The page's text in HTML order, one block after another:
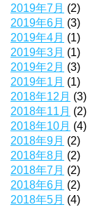
2019年7月 (2)
2019年6月 (3)
2019年4月 (1)
2019年3月 (1)
2019年2月 (3)
2019年1月 (1)
2018年12月 (3)
2018年11月 (2)
2018年10月 (4)
2018年9月 (2)
2018年8月 (2)
2018年7月 (2)
2018年6月 (2)
2018年5月 (4)